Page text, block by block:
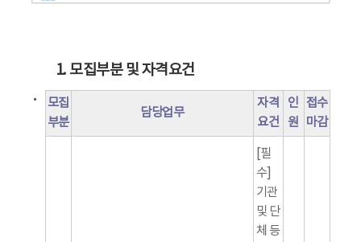
1. 모집부분 및 자격요건
모집
부분
담당업무
자격
요건
인
원
접수
마감
[필
수]
기관
및 단
체 등